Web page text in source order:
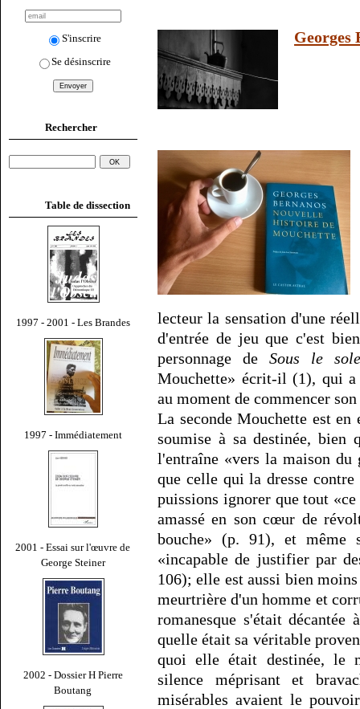
S'inscrire
Se désinscrire
Rechercher
Table de dissection
1997 - 2001 - Les Brandes
1997 - Immédiatement
2001 - Essai sur l'œuvre de
George Steiner
2002 - Dossier H Pierre
Boutang
Georges
lecteur la sensation d'une
d'entrée de jeu que c'est
personnage de Sous le
Mouchette» écrit-il (1), qui a
au moment de commencer
La seconde Mouchette est
soumise à sa destinée, bien
l'entraîne «vers la maison du
que celle qui la dresse
puissions ignorer que tout
amassé en son cœur de
bouche» (p. 91), et même
«incapable de justifier par
106); elle est aussi bien
meurtrière d'un homme et
romanesque s'était décantée
quelle était sa véritable
quoi elle était destinée, le
silence méprisant et
misérables avaient le